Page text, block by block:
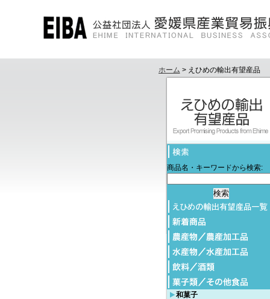
ホーム > えひめの輸出有望産品
商品名・キーワードから検索:
和菓子